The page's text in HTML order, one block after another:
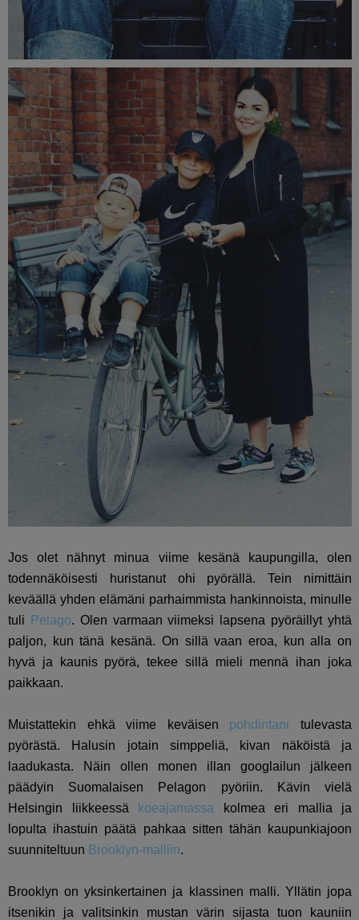
Jos olet nähnyt minua viime kesänä kaupungilla, olen
todennäköisesti huristanut ohi pyörällä. Tein nimittäin
keväällä yhden elämäni parhaimmista hankinnoista, minulle
tuli
Pelago. Olen varmaan viimeksi lapsena pyöräillyt yhtä
paljon, kun tänä kesänä. On sillä vaan eroa, kun alla on
hyvä ja kaunis pyörä, tekee sillä mieli mennä ihan joka
paikkaan.
Muistattekin ehkä viime keväisen pohdintani tulevasta
pyörästä. Halusin jotain simppeliä, kivan näköistä ja
laadukasta. Näin ollen monen illan googlailun jälkeen
päädyin Suomalaisen Pelagon pyöriin. Kävin vielä
Helsingin liikkeessä
koeajamassa kolmea eri mallia ja
lopulta ihastuin päätä pahkaa sitten tähän kaupunkiajoon
suunniteltuun Brooklyn-malliin.
Brooklyn on yksinkertainen ja klassinen malli. Yllätin jopa
itsenikin ja valitsinkin mustan värin sijasta tuon kauniin